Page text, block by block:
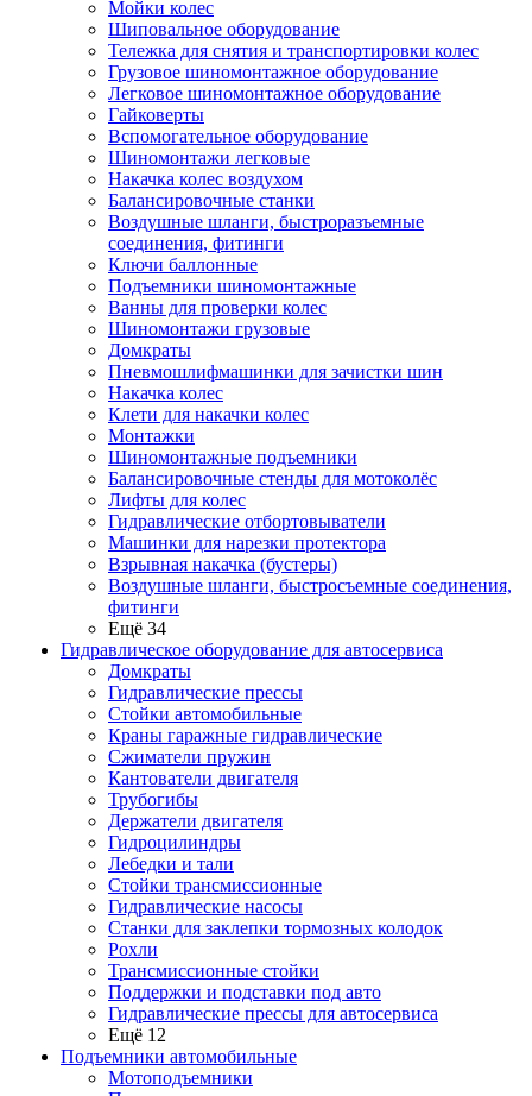
Мойки колес
Шиповальное оборудование
Тележка для снятия и транспортировки колес
Грузовое шиномонтажное оборудование
Легковое шиномонтажное оборудование
Гайковерты
Вспомогательное оборудование
Шиномонтажи легковые
Накачка колес воздухом
Балансировочные станки
Воздушные шланги, быстроразъемные
соединения, фитинги
Ключи баллонные
Подъемники шиномонтажные
Ванны для проверки колес
Шиномонтажи грузовые
Домкраты
Пневмошлифмашинки для зачистки шин
Накачка колес
Клети для накачки колес
Монтажки
Шиномонтажные подъемники
Балансировочные стенды для мотоколёс
Лифты для колес
Гидравлические отбортовыватели
Машинки для нарезки протектора
Взрывная накачка (бустеры)
Воздушные шланги, быстросъемные соединения,
фитинги
Ещё 34
Гидравлическое оборудование для автосервиса
Домкраты
Гидравлические прессы
Стойки автомобильные
Краны гаражные гидравлические
Сжиматели пружин
Кантователи двигателя
Трубогибы
Держатели двигателя
Гидроцилиндры
Лебедки и тали
Стойки трансмиссионные
Гидравлические насосы
Cтанки для заклепки тормозных колодок
Рохли
Трансмиссионные стойки
Поддержки и подставки под авто
Гидравлические прессы для автосервиса
Ещё 12
Подъемники автомобильные
Мотоподъемники